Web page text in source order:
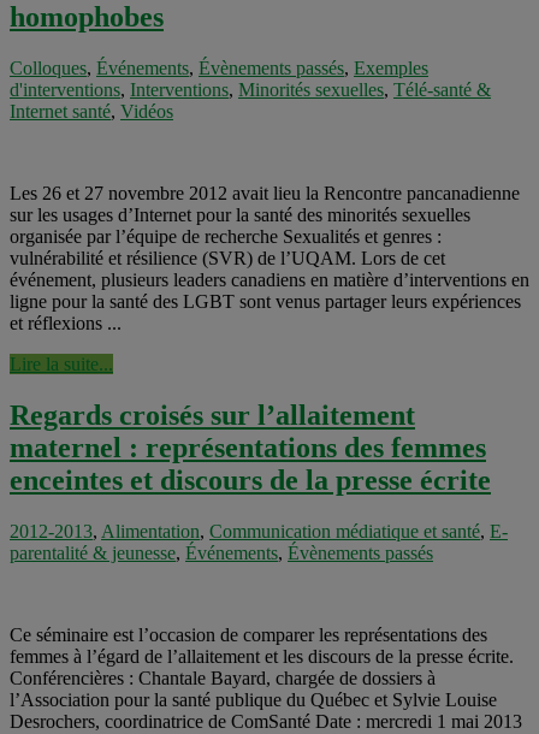
homophobes
Colloques, Événements, Évènements passés, Exemples
d'interventions, Interventions, Minorités sexuelles, Télé-santé &
Internet santé, Vidéos
Les 26 et 27 novembre 2012 avait lieu la Rencontre pancanadienne
sur les usages d’Internet pour la santé des minorités sexuelles
organisée par l’équipe de recherche Sexualités et genres :
vulnérabilité et résilience (SVR) de l’UQAM. Lors de cet
événement, plusieurs leaders canadiens en matière d’interventions en
ligne pour la santé des LGBT sont venus partager leurs expériences
et réflexions ...
Lire la suite...
Regards croisés sur l’allaitement
maternel : représentations des femmes
enceintes et discours de la presse écrite
2012-2013, Alimentation, Communication médiatique et santé, E-
parentalité & jeunesse, Événements, Évènements passés
Ce séminaire est l’occasion de comparer les représentations des
femmes à l’égard de l’allaitement et les discours de la presse écrite.
Conférencières : Chantale Bayard, chargée de dossiers à
l’Association pour la santé publique du Québec et Sylvie Louise
Desrochers, coordinatrice de ComSanté Date : mercredi 1 mai 2013